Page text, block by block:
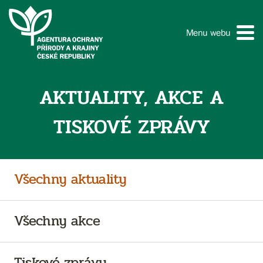
Menu webu
AKTUALITY, AKCE A
TISKOVÉ ZPRÁVY
Všechny aktuality
Všechny akce